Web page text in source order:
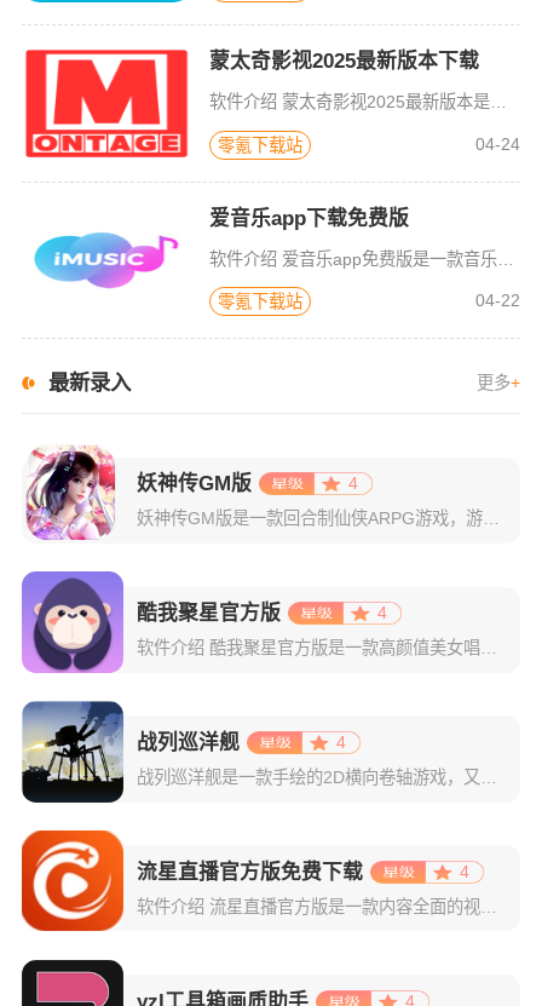
蒙太奇影视2025最新版本下载
软件介绍 蒙太奇影视2025最新版本是一款全面升级的追剧看片软件。它整合了好多不同平台的影视资源，让我们不
零氪下载站 04-24
爱音乐app下载免费版
软件介绍 爱音乐app免费版是一款音乐播放软件，旨在为用户提供高品质的音乐体验。无论是流行音乐、古典乐、摇
零氪下载站 04-22
最新录入 更多+
妖神传GM版
4
酷我聚星官方版
4
战列巡洋舰
4
流星直播官方版免费下载
4
4